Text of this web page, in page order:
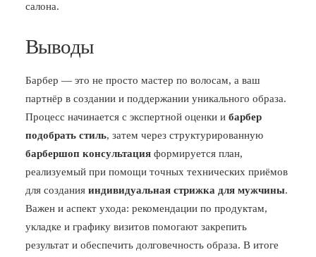
салона.
Выводы
Барбер — это не просто мастер по волосам, а ваш
партнёр в создании и поддержании уникального образа.
Процесс начинается с экспертной оценки и барбер
подобрать стиль, затем через структурированную
барбершоп консультация формируется план,
реализуемый при помощи точных технических приёмов
для создания индивидуальная стрижка для мужчины.
Важен и аспект ухода: рекомендации по продуктам,
укладке и графику визитов помогают закрепить
результат и обеспечить долговечность образа. В итоге